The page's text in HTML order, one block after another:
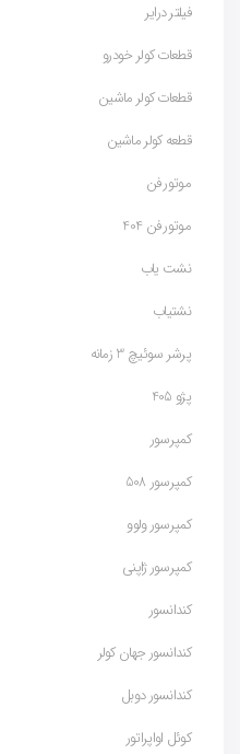
فیلتر درایر
قطعات کولر خودرو
قطعات کولر ماشین
قطعه کولر ماشین
موتور فن
موتور فن 404
نشت یاب
نشتیاب
پرشر سوئیچ 3 زمانه
پژو 405
کمپرسور
کمپرسور 508
کمپرسور ولوو
کمپرسور ژاپنی
کندانسور
کندانسور جهان کولر
کندانسور دوبل
کوئل اواپراتور